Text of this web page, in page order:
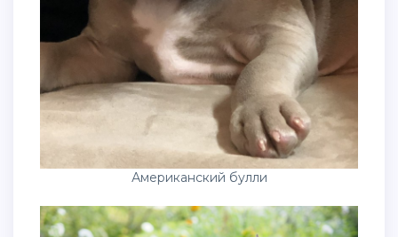
Американский булли